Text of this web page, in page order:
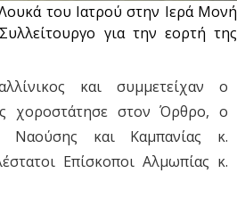
του Ιατρού στην Ιερά Μονή
για την εορτή της
και συμμετείχαν ο
χοροστάτησε στον Όρθρο, ο
Ναούσης και Καμπανίας κ.
Επίσκοποι Αλμωπίας κ.